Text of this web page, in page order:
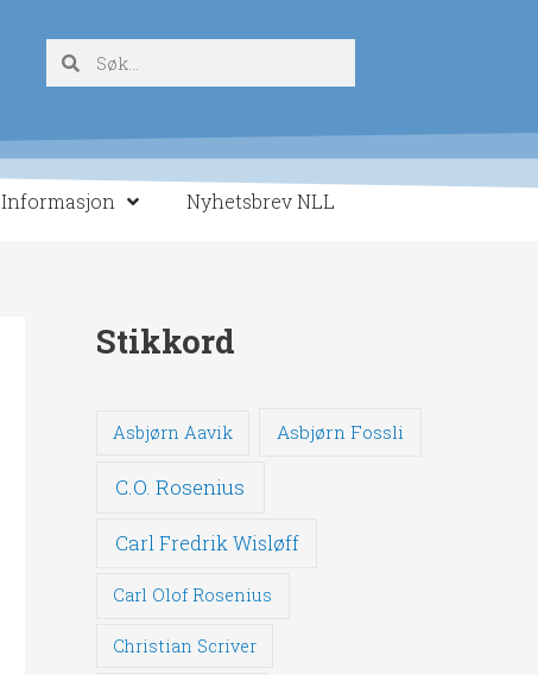
SøkSøk
Informasjon Nyhetsbrev NLL
Stikkord
Asbjørn Aavik Asbjørn Fossli
C.O. Rosenius
Carl Fredrik Wisløff
Carl Olof Rosenius
Christian Scriver